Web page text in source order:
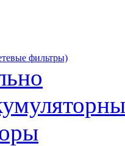
фильтры)